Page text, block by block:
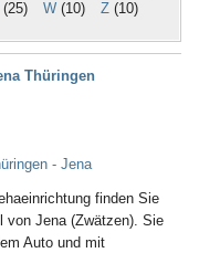
W(10) Z(10)
Thüringen
- Jena
finden Sie
von Jena (Zwätzen). Sie
Auto und mit